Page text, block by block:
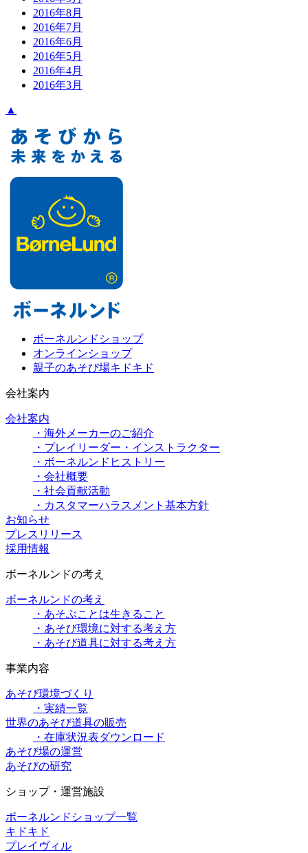
2016年8月
2016年7月
2016年6月
2016年5月
2016年4月
2016年3月
▲
ボーネルンドショップ
オンラインショップ
親子のあそび場キドキド
会社案内
会社案内
・海外メーカーのご紹介
・プレイリーダー・インストラクター
・ボーネルンドヒストリー
・会社概要
・社会貢献活動
・カスタマーハラスメント基本方針
お知らせ
プレスリリース
採用情報
ボーネルンドの考え
ボーネルンドの考え
・あそぶことは生きること
・あそび環境に対する考え方
・あそび道具に対する考え方
事業内容
あそび環境づくり
・実績一覧
世界のあそび道具の販売
・在庫状況表ダウンロード
あそび場の運営
あそびの研究
ショップ・運営施設
ボーネルンドショップ一覧
キドキド
プレイヴィル